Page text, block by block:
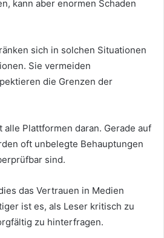
kann aber enormen Schaden
sich in solchen Situationen
Sie vermeiden
die Grenzen der
Plattformen daran. Gerade auf
oft unbelegte Behauptungen
sind.
das Vertrauen in Medien
ist es, als Leser kritisch zu
zu hinterfragen.